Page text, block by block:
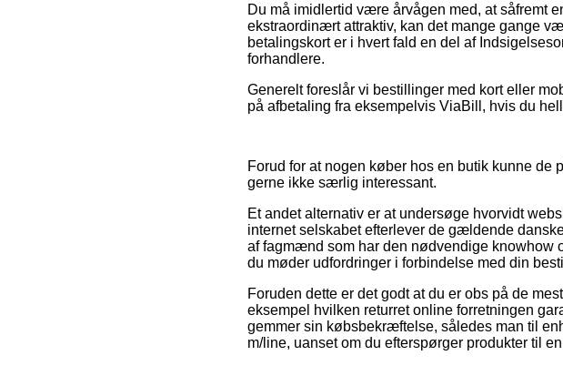
Du må imidlertid være årvågen med, at såfremt
ekstraordinært attraktiv, kan det mange gange
betalingskort er i hvert fald en del af
forhandlere.
Generelt foreslår vi bestillinger med kort eller
på afbetaling fra eksempelvis ViaBill, hvis du
Forud for at nogen køber hos en butik kunne de
gerne ikke særlig interessant.
Et andet alternativ er at undersøge hvorvidt
internet selskabet efterlever de gældende
af fagmænd som har den nødvendige knowhow
du møder udfordringer i forbindelse med din
Foruden dette er det godt at du er obs på de
eksempel hvilken returret online forretningen
gemmer sin købsbekræftelse, således man til
m/line, uanset om du efterspørger produkter til